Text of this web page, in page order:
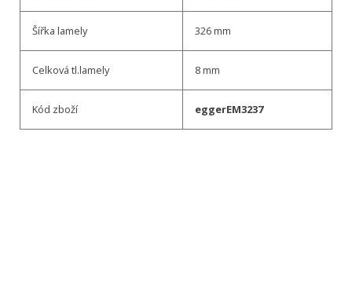
Šířka lamely 326 mm
Celková tl.lamely 8 mm
Kód zboží eggerEM3237